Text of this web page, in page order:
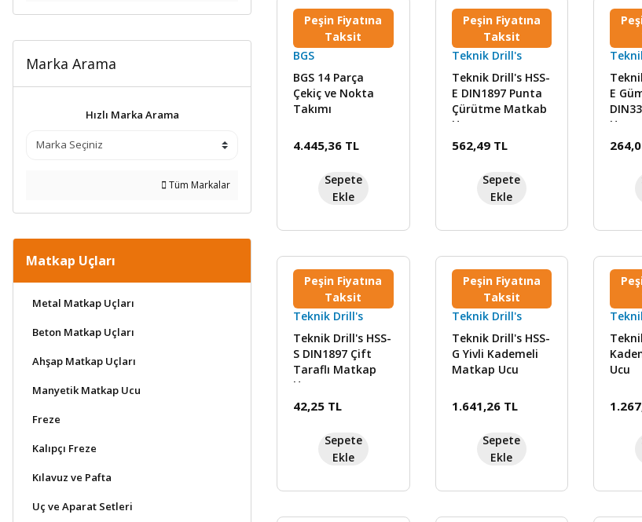
Marka Arama
Hızlı Marka Arama
Tüm Markalar
Matkap Uçları
Metal Matkap Uçları
Beton Matkap Uçları
Ahşap Matkap Uçları
Manyetik Matkap Ucu
Freze
Kalıpçı Freze
Kılavuz ve Pafta
Uç ve Aparat Setleri
Peşin Fiyatına
Taksit
BGS
BGS 14 Parça
Çekiç ve Nokta
Takımı
4.445,36 TL
Sepete
Ekle
Peşin Fiyatına
Taksit
Teknik Drill's
Teknik Drill's HSS-
E DIN1897 Punta
Çürütme Matkab
Ucu
562,49 TL
Sepete
Ekle
E
Ucu
Peşin Fiyatına
Taksit
Teknik Drill's
Teknik Drill's HSS-
S DIN1897 Çift
Taraflı Matkap
Ucu
42,25 TL
Sepete
Ekle
Peşin Fiyatına
Taksit
Teknik Drill's
Teknik Drill's HSS-
G Yivli Kademeli
Matkap Ucu
1.641,26 TL
Sepete
Ekle
Ucu